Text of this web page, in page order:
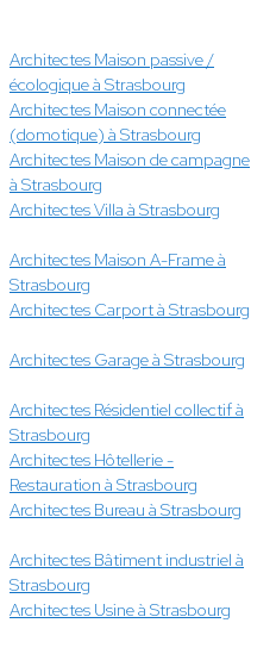
Architectes Maison passive /
écologique à Strasbourg
Architectes Maison connectée
(domotique) à Strasbourg
Architectes Maison de campagne
à Strasbourg
Architectes Villa à Strasbourg
Architectes Maison A-Frame à
Strasbourg
Architectes Carport à Strasbourg
Architectes Garage à Strasbourg
Architectes Résidentiel collectif à
Strasbourg
Architectes Hôtellerie -
Restauration à Strasbourg
Architectes Bureau à Strasbourg
Architectes Bâtiment industriel à
Strasbourg
Architectes Usine à Strasbourg